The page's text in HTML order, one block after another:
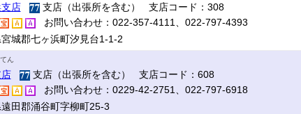
店
支店（出張所を含む） 支店コード：308
お問い合わせ：022-357-4111、022-797-4393
城郡七ヶ浜町汐見台1-1-2
ん
支店（出張所を含む） 支店コード：608
お問い合わせ：0229-42-2751、022-797-6918
田郡涌谷町字柳町25-3